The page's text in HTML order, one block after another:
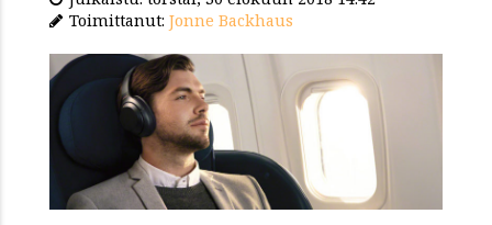
Toimittanut: Jonne Backhaus